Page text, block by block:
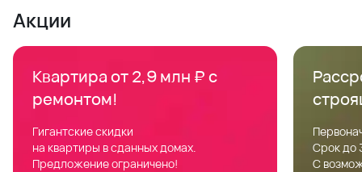
Акции
Квартира от 2,9 млн ₽ с
ремонтом!
Гигантские скидки
на квартиры в сданных домах.
Предложение ограничено!
Срок до
С